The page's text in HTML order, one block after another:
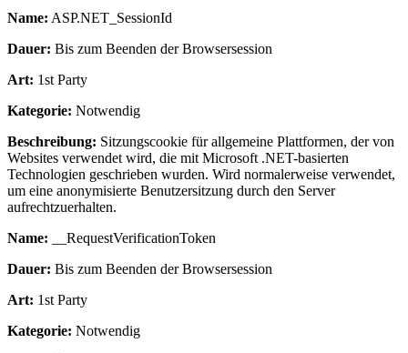
Name: ASP.NET_SessionId
Dauer: Bis zum Beenden der Browsersession
Art: 1st Party
Kategorie: Notwendig
Beschreibung: Sitzungscookie für allgemeine Plattformen, der von
Websites verwendet wird, die mit Microsoft .NET-basierten
Technologien geschrieben wurden. Wird normalerweise verwendet,
um eine anonymisierte Benutzersitzung durch den Server
aufrechtzuerhalten.
Name: __RequestVerificationToken
Dauer: Bis zum Beenden der Browsersession
Art: 1st Party
Kategorie: Notwendig